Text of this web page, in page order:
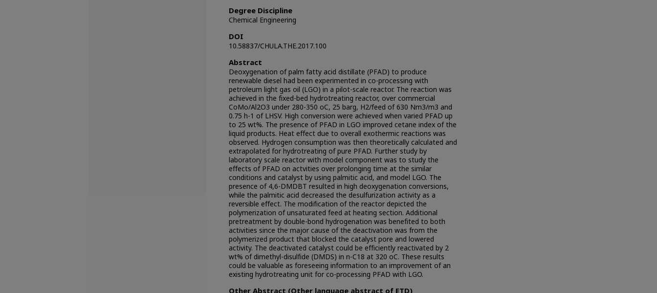
Degree Discipline
Chemical Engineering
DOI
10.58837/CHULA.THE.2017.100
Abstract
Deoxygenation of palm fatty acid distillate (PFAD) to produce
renewable diesel had been experimented in co-processing with
petroleum light gas oil (LGO) in a pilot-scale reactor. The reaction was
achieved in the fixed-bed hydrotreating reactor, over commercial
CoMo/Al2O3 under 280-350 oC, 25 barg, H2/feed of 630 Nm3/m3 and
0.75 h-1 of LHSV. High conversion were achieved when varied PFAD up
to 25 wt%. The presence of PFAD in LGO improved cetane index of the
liquid products. Heat effect due to overall exothermic reactions was
observed. Hydrogen consumption was then theoretically calculated and
extrapolated for hydrotreating of pure PFAD. Further study by
laboratory scale reactor with model component was to study the
effects of PFAD on actvities over prolonging time at the similar
conditions and catalyst by using palmitic acid, and model LGO. The
presence of 4,6-DMDBT resulted in high deoxygenation conversions,
while the palmitic acid decreased the desulfurization activity as a
reversible effect. The modification of the reactor depicted the
polymerization of unsaturated feed at heating section. Additional
pretreatment by double-bond hydrogenation was benefited to both
activities since the major cause of the deactivation was from the
polymerized product that blocked the catalyst pore and lowered
activity. The deactivated catalyst could be efficiently reactivated by 2
wt% of dimethyl-disulfide (DMDS) in n-C18 at 320 oC. These results
could be valuable as foreseeing information to an improvement of an
existing hydrotreating unit for co-processing PFAD with LGO.